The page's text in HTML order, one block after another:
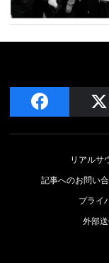
facebook
リアルサ
記事へのお問い
プライ
外部